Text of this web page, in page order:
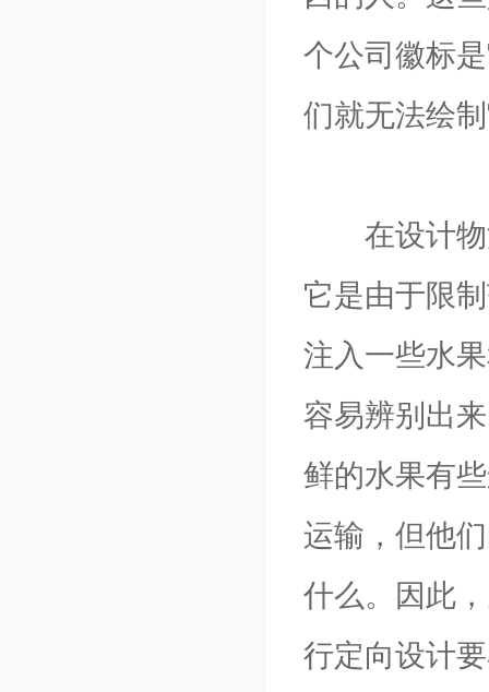
个公司徽标
们就无法绘
在设计物
它是由于限
注入一些水
容易辨别出
鲜的水果有
运输，但他
什么。因此
行定向设计